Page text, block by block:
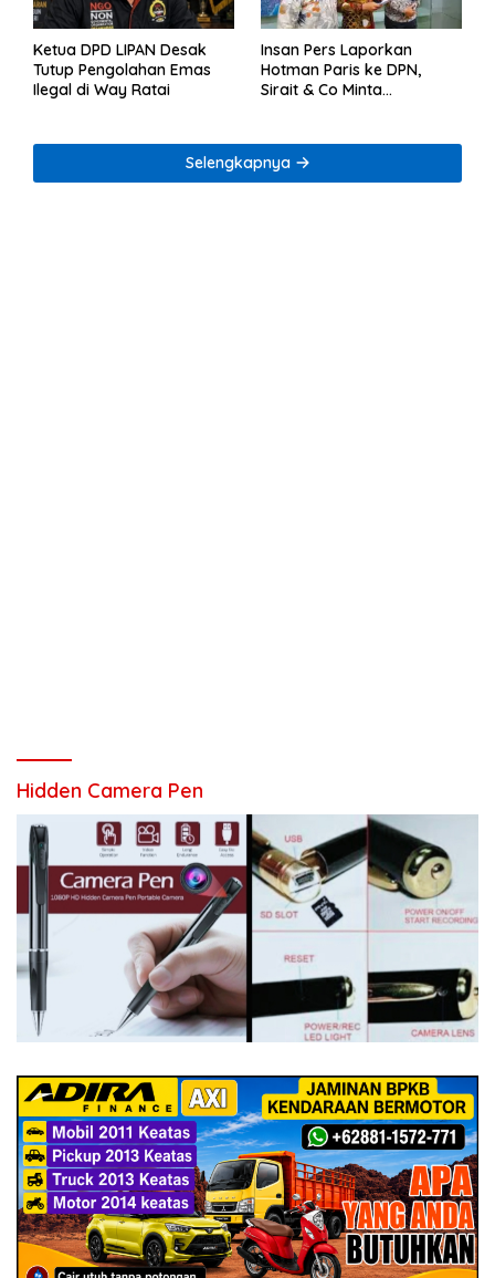
Ketua DPD LIPAN Desak
Tutup Pengolahan Emas
Ilegal di Way Ratai
Insan Pers Laporkan
Hotman Paris ke DPN,
Sirait & Co Minta
Selengkapnya
Hidden Camera Pen